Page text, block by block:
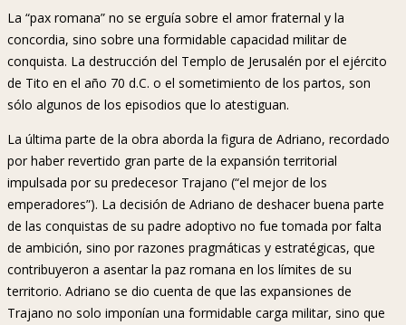
La “pax romana” no se erguía sobre el amor fraternal y la
concordia, sino sobre una formidable capacidad militar de
conquista. La destrucción del Templo de Jerusalén por el ejército
de Tito en el año 70 d.C. o el sometimiento de los partos, son
sólo algunos de los episodios que lo atestiguan.
La última parte de la obra aborda la figura de Adriano, recordado
por haber revertido gran parte de la expansión territorial
impulsada por su predecesor Trajano (“el mejor de los
emperadores”). La decisión de Adriano de deshacer buena parte
de las conquistas de su padre adoptivo no fue tomada por falta
de ambición, sino por razones pragmáticas y estratégicas, que
contribuyeron a asentar la paz romana en los límites de su
territorio. Adriano se dio cuenta de que las expansiones de
Trajano no solo imponían una formidable carga militar, sino que